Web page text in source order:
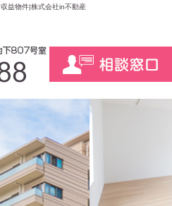
収益物件|株式会社in不動産